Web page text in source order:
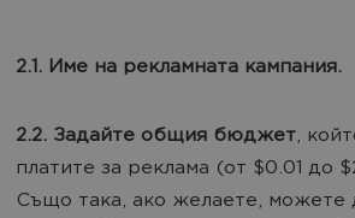
2.1. Име на рекламната кампания.
2.2. Задайте общия бюджет,
платите за реклама (от $0.01 до
Също така, ако желаете, можете